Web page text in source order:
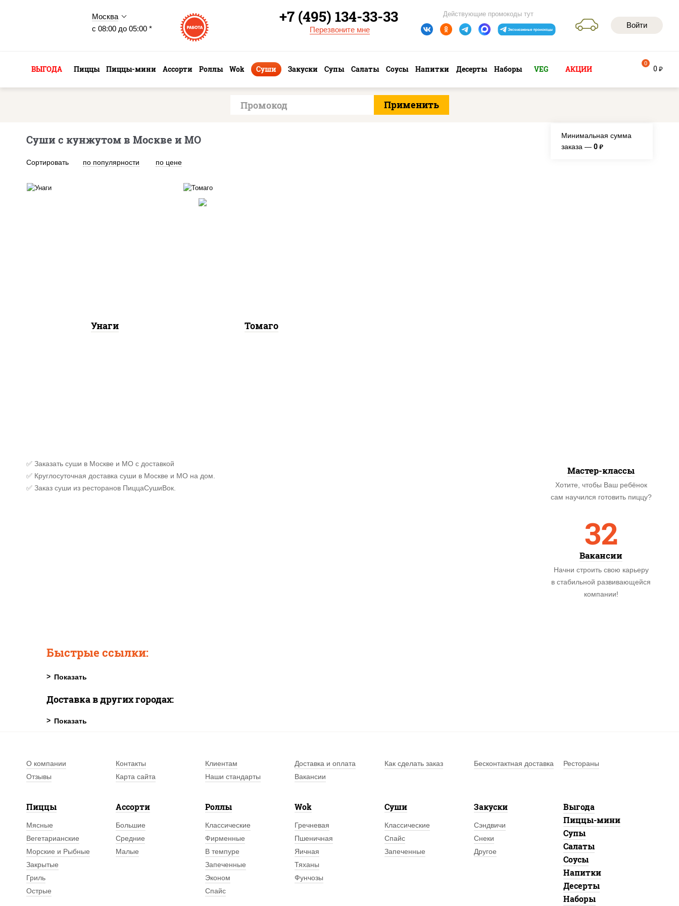
Москва
с 08:00 до 05:00 *
Войти
Действующие промокоды тут
+7 (495) 134-33-33
Перезвоните мне
ВЫГОДА Пиццы Пиццы-мини Ассорти Роллы Wok Суши Закуски Супы Салаты Соусы Напитки Десерты Наборы VEG АКЦИИ 0 руб
0
Суши с кунжутом в Москве и МО
Сортировать по популярности по цене
Минимальная сумма
заказа — 0 руб.
Унаги Томаго
✅ Заказать суши в Москве и МО с доставкой
✅ Круглосуточная доставка суши в Москве и МО на дом.
✅ Заказ суши из ресторанов ПиццаСушиВок.
Мастер-классы
Хотите, чтобы Ваш ребёнок
сам научился готовить пиццу?
32
Вакансии
Начни строить свою карьеру
в стабильной развивающейся
компании!
Быстрые ссылки:
Доставка в других городах:
О компании Контакты Клиентам Доставка и оплата Как сделать заказ Бесконтактная доставка
Рестораны
Отзывы
Карта сайта Наши стандарты Вакансии
Пиццы
Мясные
Вегетарианские
Морские и Рыбные
Закрытые
Гриль
Острые
Ассорти
Большие
Средние
Малые
Роллы
Классические
Фирменные
В темпуре
Запеченные
Эконом
Спайс
Wok
Гречневая
Пшеничная
Яичная
Тяханы
Фунчозы
Суши
Классические
Спайс
Запеченные
Закуски
Сэндвичи
Снеки
Другое
Выгода
Пиццы-мини
Супы
Салаты
Соусы
Напитки
Десерты
Наборы